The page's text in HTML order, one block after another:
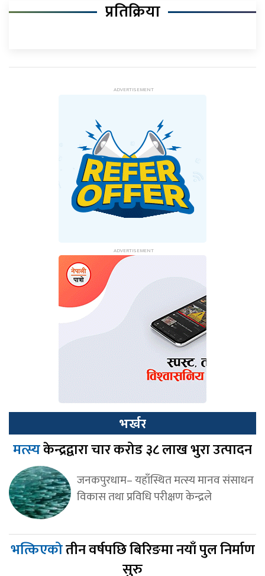
प्रतिक्रिया
भर्खर
मत्स्यकेन्द्रद्वारा चार करोड ३८ लाख भुरा उत्पादन
जनकपुरधाम– यहाँस्थित मत्स्य मानव संसाधन
विकास तथा प्रविधि परीक्षण केन्द्रले
भत्किएकोतीन वर्षपछि बिरिङमा नयाँ पुल निर्माण
सुरु